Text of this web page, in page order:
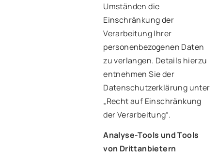
Umständen die
Einschränkung der
Verarbeitung Ihrer
personenbezogenen Daten
zu verlangen. Details hierzu
entnehmen Sie der
Datenschutzerklärung unter
„Recht auf Einschränkung
der Verarbeitung“.
Analyse-Tools und Tools
von Drittanbietern